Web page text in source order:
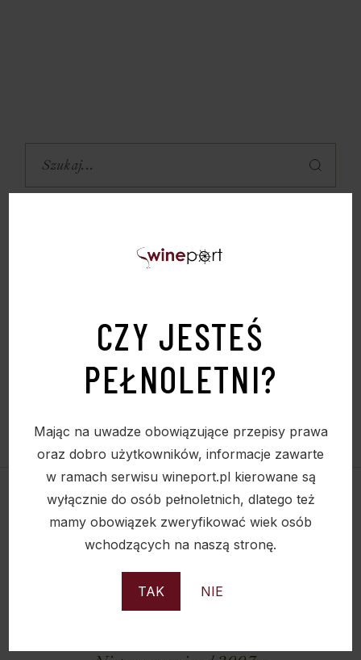
CZY JESTEŚ
PEŁNOLETNI?
Mając na uwadze obowiązujące przepisy prawa
oraz dobro użytkowników, informacje zawarte
w ramach serwisu wineport.pl kierowane są
wyłącznie do osób pełnoletnich, dlatego też
mamy obowiązek zweryfikować wiek osób
wchodzących na naszą stronę.
TAK NIE
FILTRUJ CENOWO: